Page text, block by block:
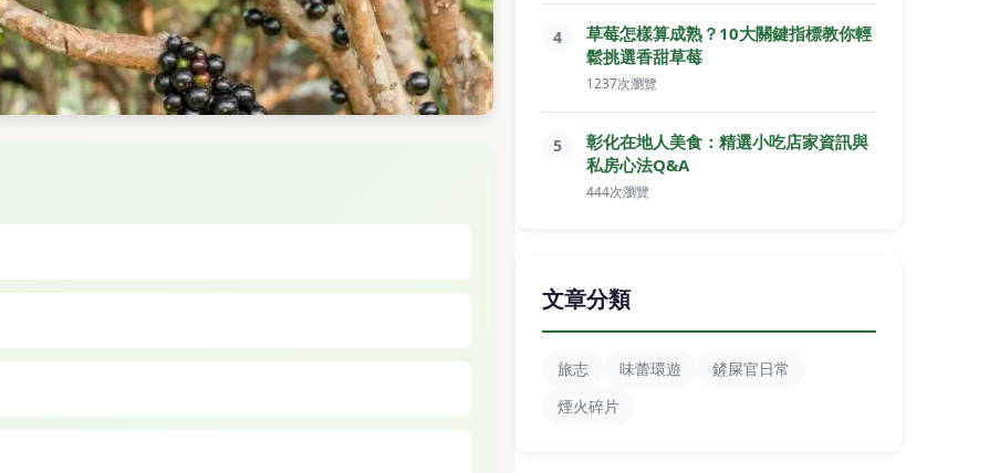
4
草莓怎樣算成熟？10大關鍵指標教你輕
鬆挑選香甜草莓
1237次瀏覽
5
彰化在地人美食：精選小吃店家資訊與
私房心法Q&A
444次瀏覽
文章分類
旅志 味蕾環遊
鏟屎官日常
煙火碎片